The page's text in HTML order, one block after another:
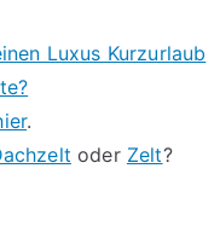
Luxus Kurzurlaub
.
oder Zelt?